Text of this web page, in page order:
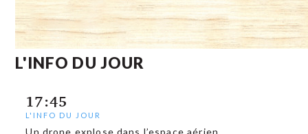
L'INFO DU JOUR
17:45
L'INFO DU JOUR